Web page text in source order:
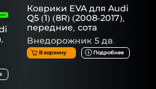
Коврики EVA для Audi
Q5 (1) (8R) (2008-2017),
передние, сота
Внедорожник 5 дв.
В корзину Подробнее